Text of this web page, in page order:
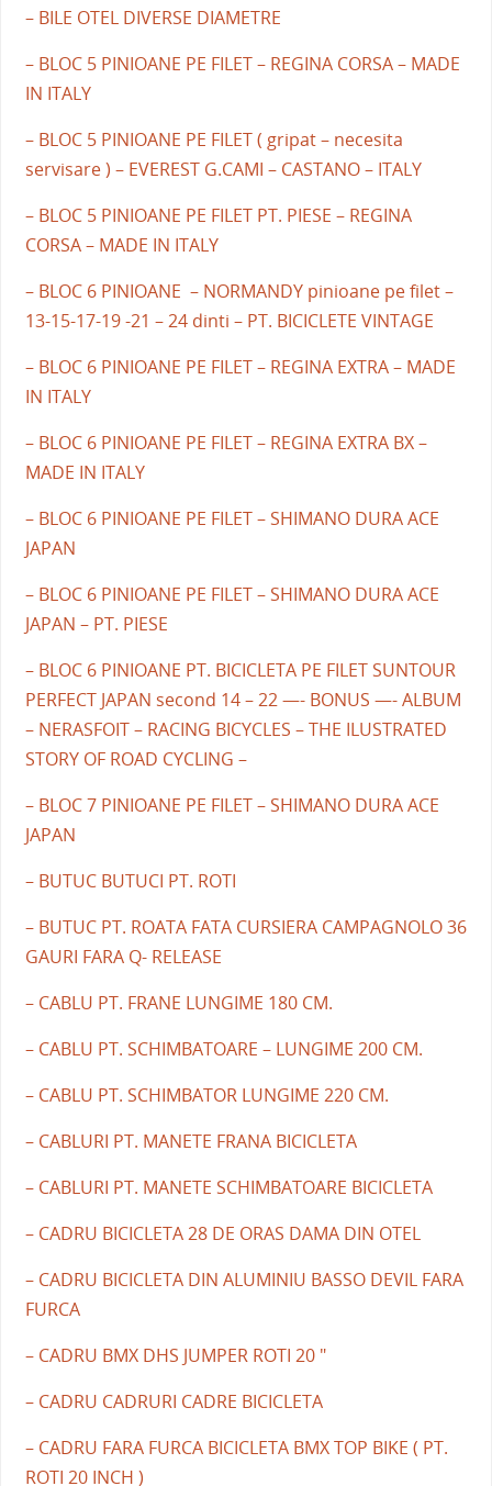
– BILE OTEL DIVERSE DIAMETRE
– BLOC 5 PINIOANE PE FILET – REGINA CORSA – MADE
IN ITALY
– BLOC 5 PINIOANE PE FILET ( gripat – necesita
servisare ) – EVEREST G.CAMI – CASTANO – ITALY
– BLOC 5 PINIOANE PE FILET PT. PIESE – REGINA
CORSA – MADE IN ITALY
– BLOC 6 PINIOANE – NORMANDY pinioane pe filet –
13-15-17-19 -21 – 24 dinti – PT. BICICLETE VINTAGE
– BLOC 6 PINIOANE PE FILET – REGINA EXTRA – MADE
IN ITALY
– BLOC 6 PINIOANE PE FILET – REGINA EXTRA BX –
MADE IN ITALY
– BLOC 6 PINIOANE PE FILET – SHIMANO DURA ACE
JAPAN
– BLOC 6 PINIOANE PE FILET – SHIMANO DURA ACE
JAPAN – PT. PIESE
– BLOC 6 PINIOANE PT. BICICLETA PE FILET SUNTOUR
PERFECT JAPAN second 14 – 22 —- BONUS —- ALBUM
– NERASFOIT – RACING BICYCLES – THE ILUSTRATED
STORY OF ROAD CYCLING –
– BLOC 7 PINIOANE PE FILET – SHIMANO DURA ACE
JAPAN
– BUTUC BUTUCI PT. ROTI
– BUTUC PT. ROATA FATA CURSIERA CAMPAGNOLO 36
GAURI FARA Q- RELEASE
– CABLU PT. FRANE LUNGIME 180 CM.
– CABLU PT. SCHIMBATOARE – LUNGIME 200 CM.
– CABLU PT. SCHIMBATOR LUNGIME 220 CM.
– CABLURI PT. MANETE FRANA BICICLETA
– CABLURI PT. MANETE SCHIMBATOARE BICICLETA
– CADRU BICICLETA 28 DE ORAS DAMA DIN OTEL
– CADRU BICICLETA DIN ALUMINIU BASSO DEVIL FARA
FURCA
– CADRU BMX DHS JUMPER ROTI 20 "
– CADRU CADRURI CADRE BICICLETA
– CADRU FARA FURCA BICICLETA BMX TOP BIKE ( PT.
ROTI 20 INCH )